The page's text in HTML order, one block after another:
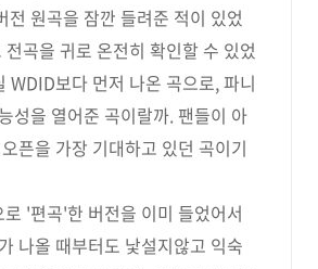
전 원곡을 잠깐 들려준 적이 있었
곡을 귀로 온전히 확인할 수 있었
WDID보다 먼저 나온 곡으로, 파니
성을 열어준 곡이랄까. 팬들이 아
픈을 가장 기대하고 있던 곡이기
'편곡'한 버전을 이미 들었어서
나올 때부터도 낯설지않고 익숙